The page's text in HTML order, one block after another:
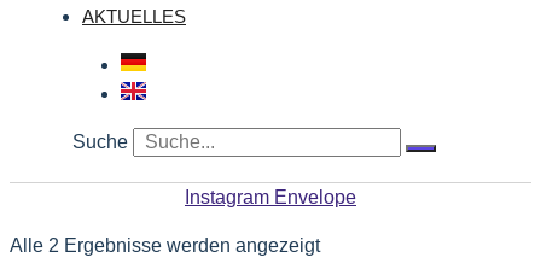
AKTUELLES
Suche
Instagram Envelope
Alle 2 Ergebnisse werden angezeigt